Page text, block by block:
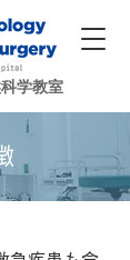
学教室